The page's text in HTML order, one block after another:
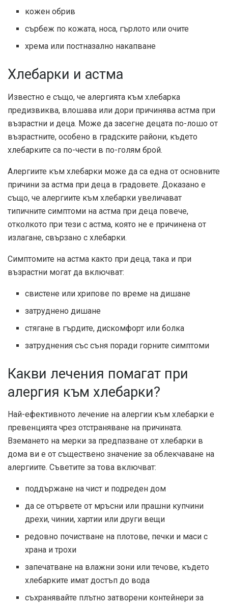
кожен обрив
сърбеж по кожата, носа, гърлото или очите
хрема или постназално накапване
Хлебарки и астма
Известно е също, че алергията към хлебарка
предизвиква, влошава или дори причинява астма при
възрастни и деца. Може да засегне децата по-лошо от
възрастните, особено в градските райони, където
хлебарките са по-чести в по-голям брой.
Алергиите към хлебарки може да са една от основните
причини за астма при деца в градовете. Доказано е
също, че алергиите към хлебарки увеличават
типичните симптоми на астма при деца повече,
отколкото при тези с астма, която не е причинена от
излагане, свързано с хлебарки.
Симптомите на астма както при деца, така и при
възрастни могат да включват:
свистене или хрипове по време на дишане
затруднено дишане
стягане в гърдите, дискомфорт или болка
затруднения със съня поради горните симптоми
Какви лечения помагат при
алергия към хлебарки?
Най-ефективното лечение на алергии към хлебарки е
превенцията чрез отстраняване на причината.
Вземането на мерки за предпазване от хлебарки в
дома ви е от съществено значение за облекчаване на
алергиите. Съветите за това включват:
поддържане на чист и подреден дом
да се отървете от мръсни или прашни купчини
дрехи, чинии, хартии или други вещи
редовно почистване на плотове, печки и маси с
храна и трохи
запечатване на влажни зони или течове, където
хлебарките имат достъп до вода
съхранявайте плътно затворени контейнери за